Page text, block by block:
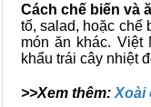
Cách chế biến và
tố, salad, hoặc chế
món ăn khác. Việt
khẩu trái cây nhiệt
>>Xem thêm: Xoài